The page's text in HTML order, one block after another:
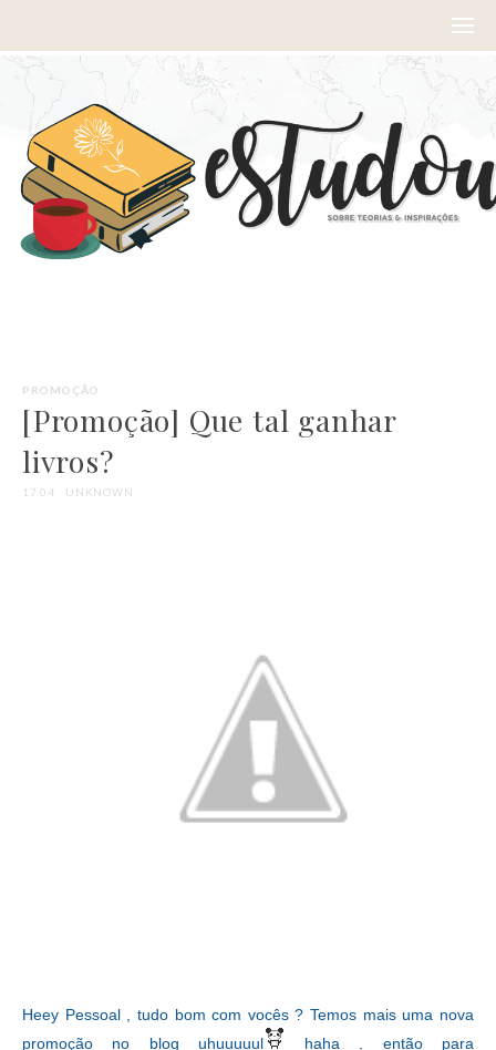
PROMOÇÃO
[Promoção] Que tal ganhar
livros?
17:04 UNKNOWN
Heey Pessoal , tudo bom com vocês ? Temos mais uma nova
promoção no blog uhuuuuul
haha , então para